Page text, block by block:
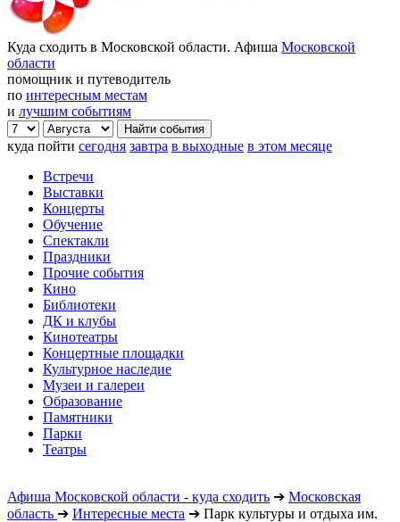
Куда сходить в Московской области. Афиша Московской
области
помощник и путеводитель
по интересным местам
и лучшим событиям
куда пойти сегодня завтра в выходные в этом месяце
Встречи
Выставки
Концерты
Обучение
Спектакли
Праздники
Прочие события
Кино
Библиотеки
ДК и клубы
Кинотеатры
Концертные площадки
Культурное наследие
Музеи и галереи
Образование
Памятники
Парки
Театры
Афиша Московской области - куда сходить ➔ Московская
область ➔ Интересные места ➔ Парк культуры и отдыха им.